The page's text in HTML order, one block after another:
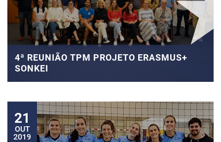
4ª REUNIÃO TPM PROJETO ERASMUS+
SONKEI
21
OUT
2019